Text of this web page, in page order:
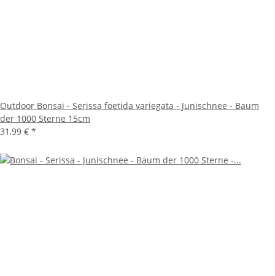
Outdoor Bonsai - Serissa foetida variegata - Junischnee - Baum
der 1000 Sterne 15cm
31,99 € *